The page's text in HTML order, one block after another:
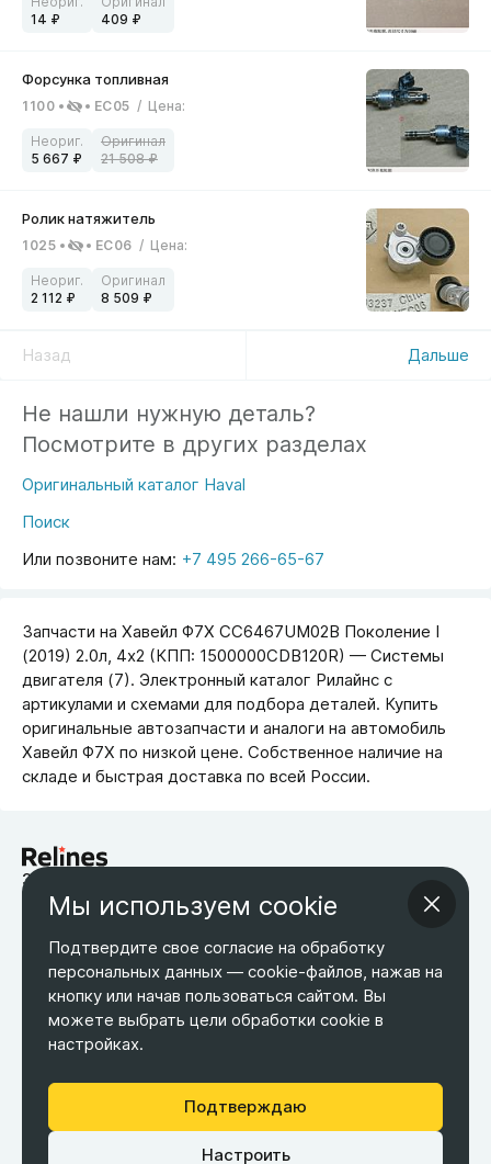
14 409
1100 EC05 / Цена:
5 667 21 508
1025 EC06 / Цена:
2 112 8 509
Назад Дальше
Не нашли нужную деталь?
Посмотрите в других разделах
Оригинальный каталог Haval
Поиск
Или позвоните нам: +7 495 266-65-67
Запчасти на Хавейл Ф7Х CC6467UM02B Поколение I
(2019) 2.0л, 4x2 (КПП: 1500000CDB120R) — Системы
двигателя (7). Электронный каталог Рилайнс с
артикулами и схемами для подбора деталей. Купить
оригинальные автозапчасти и аналоги на автомобиль
Хавейл Ф7Х по низкой цене. Собственное наличие на
складе и быстрая доставка по всей России.
Возврат товара
Оплата
Оптовым покупателям
Оферта
Обработка персональных данных
ТЕЛЕФОН
+7 495 266-65-67
ЭЛ. ПОЧТА
shop@relines.ru
АДРЕС
Москва, Гаражная 8
Мы используем cookie
Подтвердите свое согласие на обработку
персональных данных — cookie-файлов, нажав на
кнопку или начав пользоваться сайтом. Вы
можете выбрать цели обработки cookie в
настройках.
Подтверждаю
Настроить